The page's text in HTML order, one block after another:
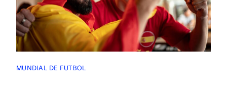
MUNDIAL DE FUTBOL